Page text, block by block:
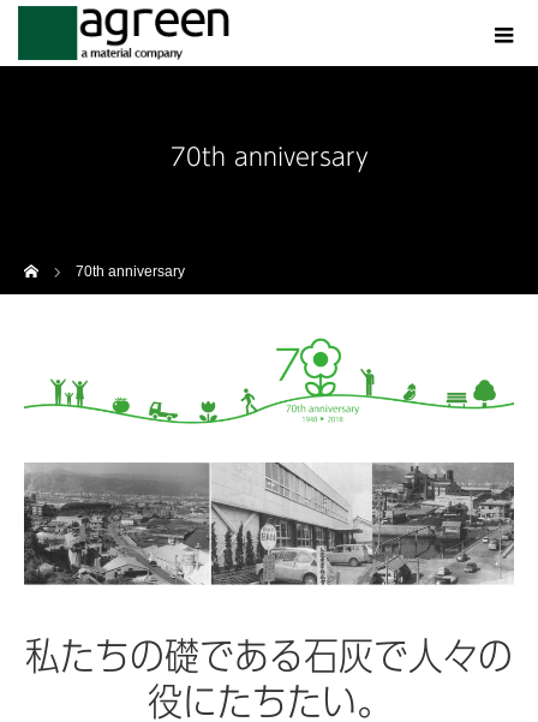
70th anniversary
70th anniversary
私たちの礎である石灰で人々の
役にたちたい。